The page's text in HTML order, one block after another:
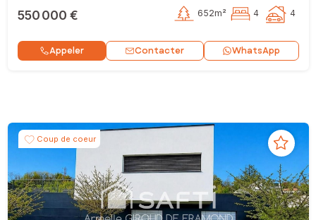
550 000 € 652m² 4 4
Appeler Contacter WhatsApp
Coup de coeur